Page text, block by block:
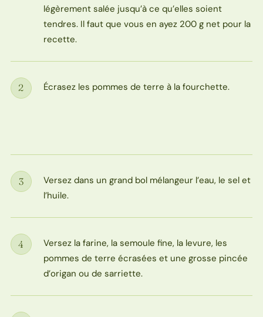
légèrement salée jusqu’à ce qu’elles soient
tendres. Il faut que vous en ayez 200 g net pour la
recette.
Étape
2 Écrasez les pommes de terre à la fourchette.
Étape
3
Versez dans un grand bol mélangeur l’eau, le sel et
l’huile.
Étape
4
Versez la farine, la semoule fine, la levure, les
pommes de terre écrasées et une grosse pincée
d’origan ou de sarriette.